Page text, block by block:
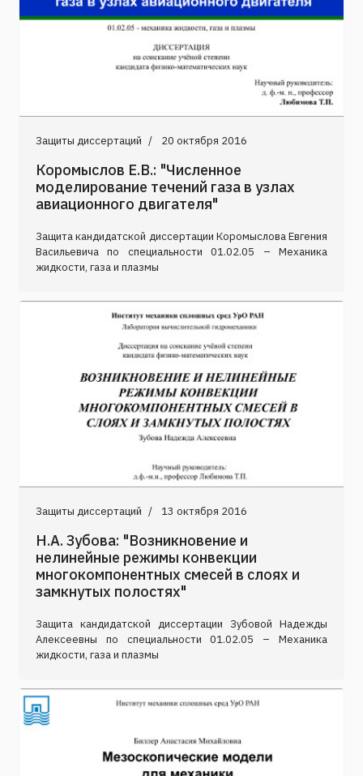
Защиты диссертаций 20 октября 2016
Коромыслов Е.В.: "Численное
моделирование течений газа в узлах
авиационного двигателя"
Защита кандидатской диссертации Коромыслова Евгения
Васильевича по специальности 01.02.05 – Механика
жидкости, газа и плазмы
Защиты диссертаций 13 октября 2016
Н.А. Зубова: "Возникновение и
нелинейные режимы конвекции
многокомпонентных смесей в слоях и
замкнутых полостях"
Защита кандидатской диссертации Зубовой Надежды
Алексеевны по специальности 01.02.05 – Механика
жидкости, газа и плазмы